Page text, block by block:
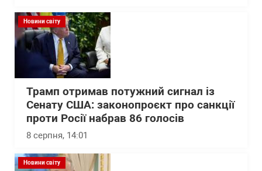
Новини світу
Трамп отримав потужний сигнал із
Сенату США: законопроєкт про санкції
проти Росії набрав 86 голосів
8 серпня, 14:01
Новини світу